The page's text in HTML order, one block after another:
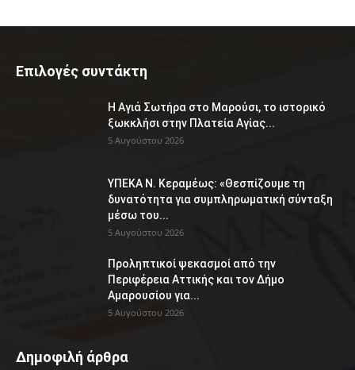
Επιλογές συντάκτη
Η Αγιά Σωτήρα στο Μαρούσι, το ιστορικό
ξωκκλήσι στην Πλατεία Αγίας...
5 Αυγούστου 2026
ΥΠΕΚΑ Ν. Κεραμέως: «Θεσπίζουμε τη
δυνατότητα για συμπληρωματική σύνταξη
μέσω του...
5 Αυγούστου 2026
Προληπτικοί ψεκασμοί από την
Περιφέρεια Αττικής και τον Δήμο
Αμαρουσίου για...
5 Αυγούστου 2026
Δημοφιλή άρθρα